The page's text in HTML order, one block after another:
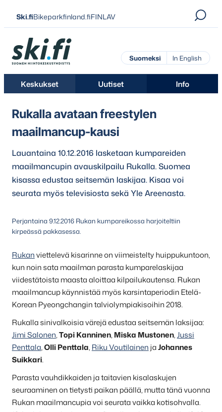
Siirry
suoraan
sisältöön
Ski.fiBikeparkfinland.fiFINLAV
Ski.fi
Suomeksi In English
Keskukset Uutiset Info
Rukalla avataan freestylen
maailmancup-kausi
Lauantaina 10.12.2016 lasketaan kumpareiden
maailmancupin avauskilpailu Rukalla. Suomea
kisassa edustaa seitsemän laskijaa. Kisaa voi
seurata myös televisiosta sekä Yle Areenasta.
Perjantaina 9.12.2016 Rukan kumpareikossa harjoiteltiin
kirpeässä pakkasessa.
Rukanviettelevä kisarinne on viimeistelty huippukuntoon,
kun noin sata maailman parasta kumparelaskijaa
viidestätoista maasta aloittaa kilpailukautensa. Rukan
maailmancup käynnistää myös karsintaperiodin Etelä-
Korean Pyeongchangin talviolympiakisoihin 2018.
Rukalla sinivalkoisia värejä edustaa seitsemän laksijaa:
Jimi Salonen,Topi Kanninen,Miska Mustonen,Jussi
Penttala,Olli Penttala,Riku Voutilainen jaJohannes
Suikkari.
Parasta vauhdikkaiden ja taitavien kisalaskujen
seuraaminen on tietysti paikan päällä, mutta tänä vuonna
Rukan maailmancupia voi seurata vaikka kotisohvalla.